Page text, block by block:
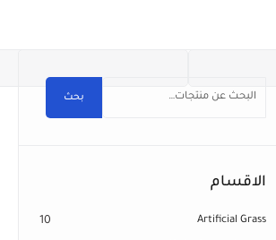
بحث
الاقسام
Artificial Grass
10